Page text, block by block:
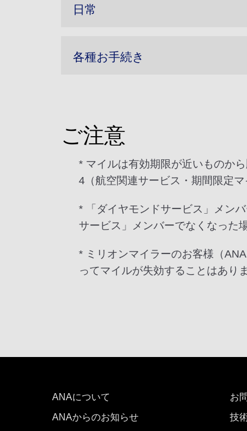
日常
各種お手続き
ご注意
* マイルは有効期限が近いものか
4（航空関連サービス・期間限定
* 「ダイヤモンドサービス」メン
サービス」メンバーでなくなった
* ミリオンマイラーのお客様（
ってマイルが失効することはあり
ANAについて
ANAからのお知らせ
お
技